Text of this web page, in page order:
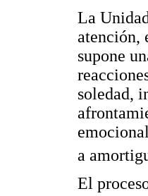
La
atención,
supone
soledad,
a
El